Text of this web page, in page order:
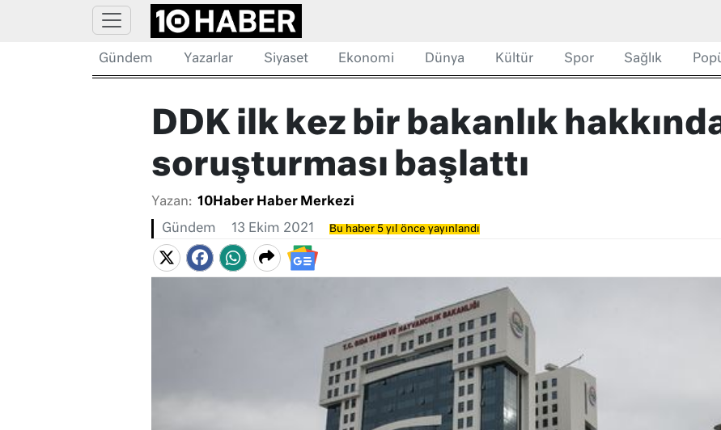
Gündem Yazarlar Siyaset Ekonomi Dünya Kültür Spor Sağlık
DDK ilk kez bir bakanlık
soruşturması başlattı
Yazan: 10Haber Haber Merkezi
Gündem 13 Ekim 2021 Bu haber 5 yıl önce yayınlandı